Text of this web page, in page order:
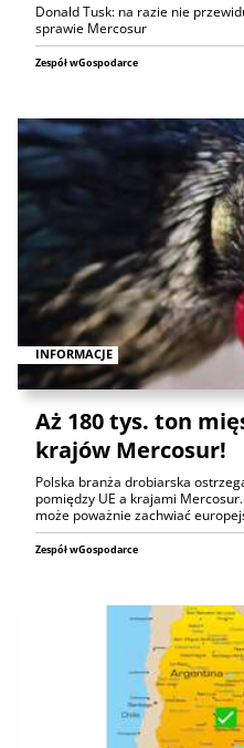
Donald Tusk: na razie nie
sprawie Mercosur
Zespół wGospodarce
INFORMACJE
Aż 180 tys. ton
krajów Mercosur!
Polska branża drobiarska
pomiędzy UE a krajami
może poważnie zachwiać
Zespół wGospodarce